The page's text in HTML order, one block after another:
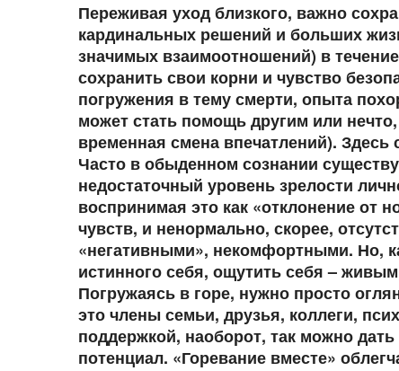
Переживая уход близкого, важно
кардинальных решений и больших
значимых взаимоотношений) в
сохранить свои корни и чувство
погружения в тему смерти, опыта
может стать помощь другим или
временная смена впечатлений).
Часто в обыденном сознании
недостаточный уровень зрелости
воспринимая это как «отклонение от
чувств, и ненормально, скорее,
«негативными», некомфортными. Но,
истинного себя, ощутить себя –
Погружаясь в горе, нужно просто
это члены семьи, друзья, коллеги,
поддержкой, наоборот, так можно
потенциал. «Горевание вместе»